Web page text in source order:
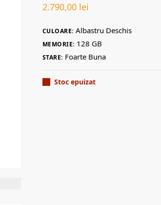
2.790,00 lei
CULOARE: Albastru Deschis
MEMORIE: 128 GB
STARE: Foarte Buna
Stoc epuizat